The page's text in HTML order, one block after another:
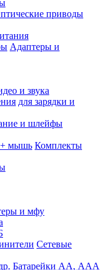
приводы
Адаптеры и
и звука
для зарядки и
и шлейфы
Комплекты
и мфу
Сетевые
Батарейки АА, ААА